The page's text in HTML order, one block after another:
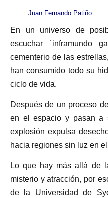
Juan Fernando Patiño
En un universo de
escuchar ´inframundo
cementerio de las
han consumido todo su
ciclo de vida.
Después de un proceso
en el espacio y pasan a
explosión expulsa
hacia regiones sin luz en
Lo que hay más allá de
misterio y atracción, por
de la Universidad de